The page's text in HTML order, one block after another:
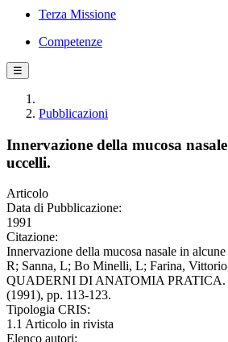
Terza Missione
Competenze
☰
Pubblicazioni
Innervazione della mucosa
uccelli.
Articolo
Data di Pubblicazione:
1991
Citazione:
Innervazione della mucosa nasale in
R; Sanna, L; Bo Minelli, L; Farina,
QUADERNI DI ANATOMIA PRATICA.
(1991), pp. 113-123.
Tipologia CRIS:
1.1 Articolo in rivista
Elenco autori: